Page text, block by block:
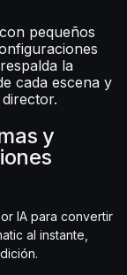
pequeños
la
cada escena y
y
IA para convertir
al instante,